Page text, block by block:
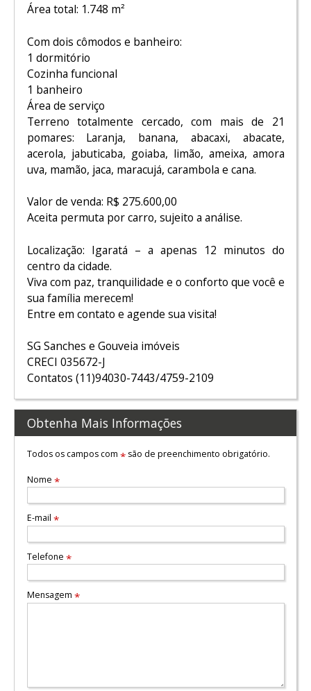
Área total: 1.748 m²
Com dois cômodos e banheiro:
1 dormitório
Cozinha funcional
1 banheiro
Área de serviço
Terreno totalmente cercado, com mais de 21
pomares: Laranja, banana, abacaxi, abacate,
acerola, jabuticaba, goiaba, limão, ameixa, amora
uva, mamão, jaca, maracujá, carambola e cana.
Valor de venda: R$ 275.600,00
Aceita permuta por carro, sujeito a análise.
Localização: Igaratá – a apenas 12 minutos do
centro da cidade.
Viva com paz, tranquilidade e o conforto que você e
sua família merecem!
Entre em contato e agende sua visita!
SG Sanches e Gouveia imóveis
CRECI 035672-J
Contatos (11)94030-7443/4759-2109
Obtenha Mais Informações
Todos os campos com *são de preenchimento obrigatório.
Nome *
E-mail *
Telefone *
Mensagem *